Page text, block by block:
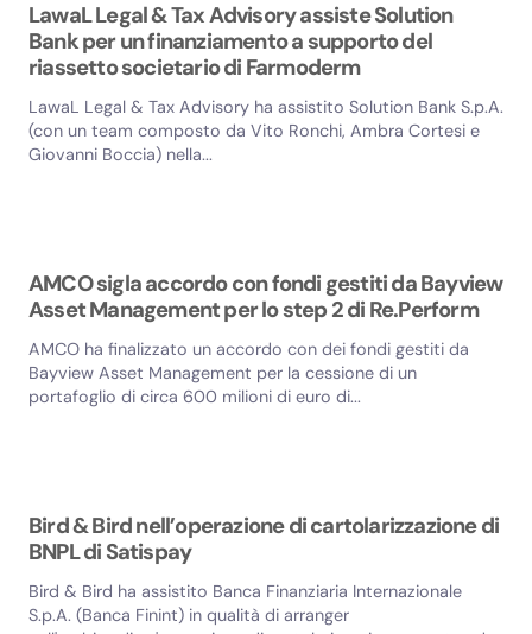
LawaL Legal & Tax Advisory assiste Solution
Bank per un finanziamento a supporto del
riassetto societario di Farmoderm
LawaL Legal & Tax Advisory ha assistito Solution Bank S.p.A.
(con un team composto da Vito Ronchi, Ambra Cortesi e
Giovanni Boccia) nella...
AMCO sigla accordo con fondi gestiti da Bayview
Asset Management per lo step 2 di Re.Perform
AMCO ha finalizzato un accordo con dei fondi gestiti da
Bayview Asset Management per la cessione di un
portafoglio di circa 600 milioni di euro di...
Bird & Bird nell’operazione di cartolarizzazione di
BNPL di Satispay
Bird & Bird ha assistito Banca Finanziaria Internazionale
S.p.A. (Banca Finint) in qualità di arranger